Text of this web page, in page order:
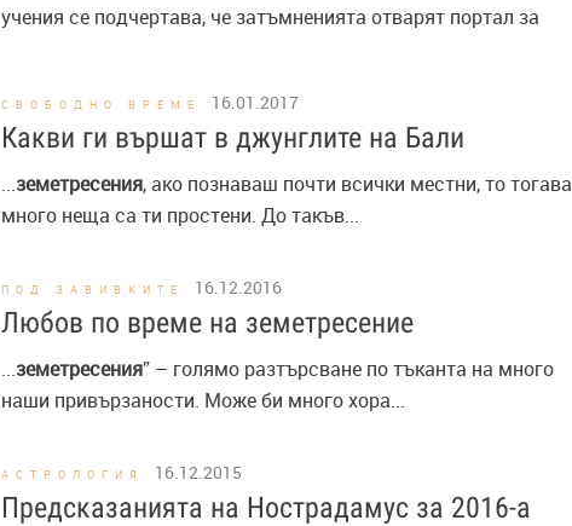
учения се подчертава, че затъмненията отварят портал за
СВОБОДНО ВРЕМЕ 16.01.2017
Какви ги вършат в джунглите на Бали
...земетресения, ако познаваш почти всички местни, то тогава
много неща са ти простени. До такъв...
ПОД ЗАВИВКИТЕ 16.12.2016
Любов по време на земетресение
...земетресения” – голямо разтърсване по тъканта на много
наши привързаности. Може би много хора...
АСТРОЛОГИЯ 16.12.2015
Предсказанията на Нострадамус за 2016-а